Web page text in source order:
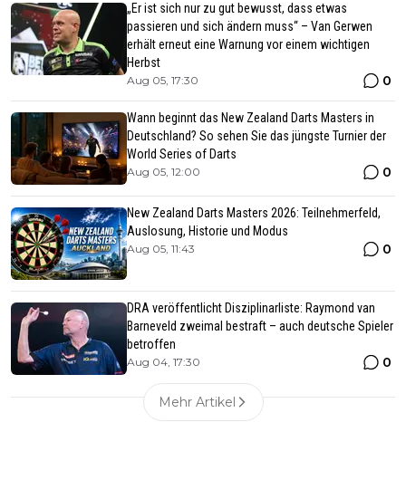
„Er ist sich nur zu gut bewusst, dass etwas
passieren und sich ändern muss“ – Van Gerwen
erhält erneut eine Warnung vor einem wichtigen
Herbst
Aug 05, 17:30 0
Wann beginnt das New Zealand Darts Masters in
Deutschland? So sehen Sie das jüngste Turnier der
World Series of Darts
Aug 05, 12:00 0
New Zealand Darts Masters 2026: Teilnehmerfeld,
Auslosung, Historie und Modus
Aug 05, 11:43 0
DRA veröffentlicht Disziplinarliste: Raymond van
Barneveld zweimal bestraft – auch deutsche Spieler
betroffen
Aug 04, 17:30 0
Mehr Artikel